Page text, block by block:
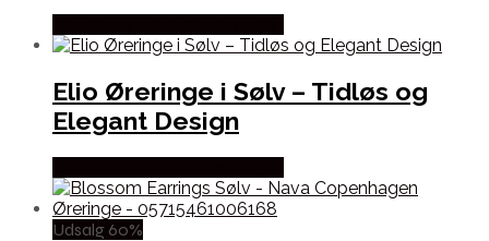
Elio Øreringe i Sølv – Tidløs og
Elegant Design
Udsalg 60%